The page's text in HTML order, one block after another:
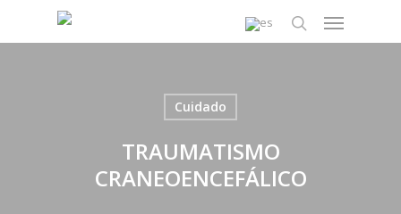
search
Menu
Cuidado
TRAUMATISMO
CRANEOENCEFÁLICO